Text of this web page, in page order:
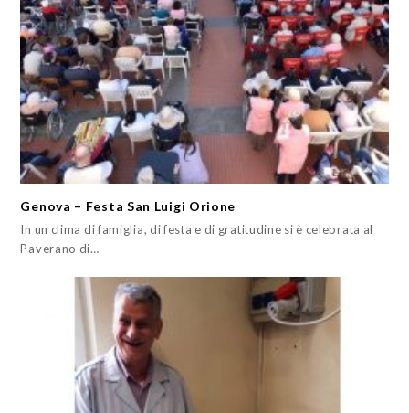
Genova – Festa San Luigi Orione
In un clima di famiglia, di festa e di gratitudine si è celebrata al
Paverano di…